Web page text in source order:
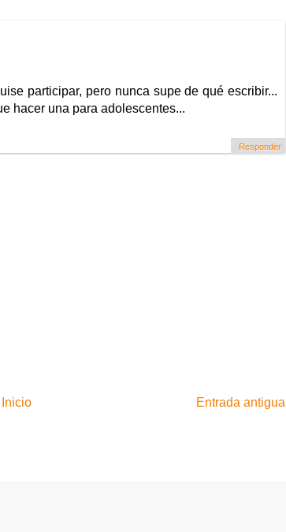
participar, pero nunca supe de qué escribir...
hacer una para adolescentes...
Responder
Entrada antigua
Inicio